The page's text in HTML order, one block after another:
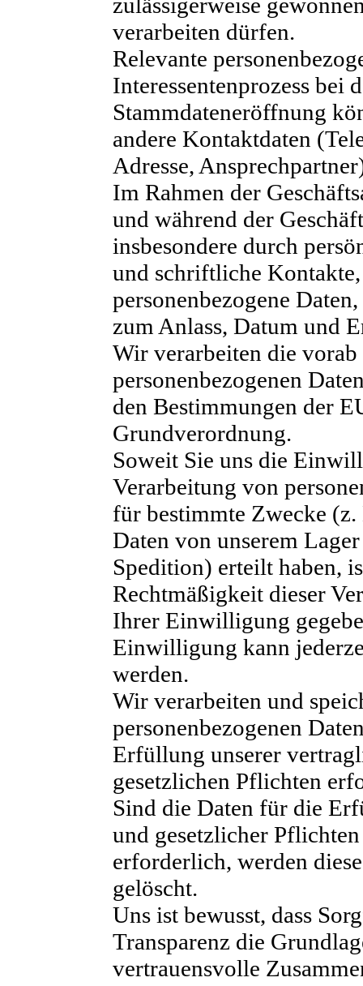
verarbeiten dürfen.
Relevante
Interessentenprozess bei
Stammdateneröffnung
andere Kontaktdaten
Adresse,
Im Rahmen der
und während der
insbesondere durch
und schriftliche
personenbezogene
zum Anlass, Datum und
Wir verarbeiten die vorab
personenbezogenen
den Bestimmungen der
Grundverordnung.
Soweit Sie uns die
Verarbeitung von
für bestimmte Zwecke (z.
Daten von unserem
Spedition) erteilt haben,
Rechtmäßigkeit dieser
Ihrer Einwilligung
Einwilligung kann
werden.
Wir verarbeiten und
personenbezogenen
Erfüllung unserer
gesetzlichen Pflichten
Sind die Daten für die
und gesetzlicher
erforderlich, werden
gelöscht.
Uns ist bewusst, dass
Transparenz die
vertrauensvolle